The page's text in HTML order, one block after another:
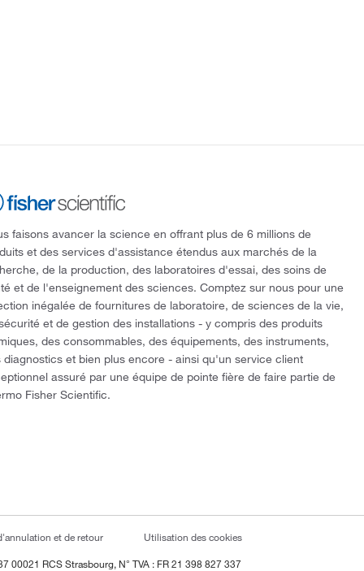
faisons avancer la science en offrant plus de 6 millions de
et des services d'assistance étendus aux marchés de la
de la production, des laboratoires d'essai, des soins de
et de l'enseignement des sciences. Comptez sur nous pour une
inégalée de fournitures de laboratoire, de sciences de la vie,
et de gestion des installations - y compris des produits
des consommables, des équipements, des instruments,
diagnostics et bien plus encore - ainsi qu'un service client
assuré par une équipe de pointe fière de faire partie de
Fisher Scientific.
et de retour Utilisation des cookies
00021 RCS Strasbourg, N° TVA : FR 21 398 827 337